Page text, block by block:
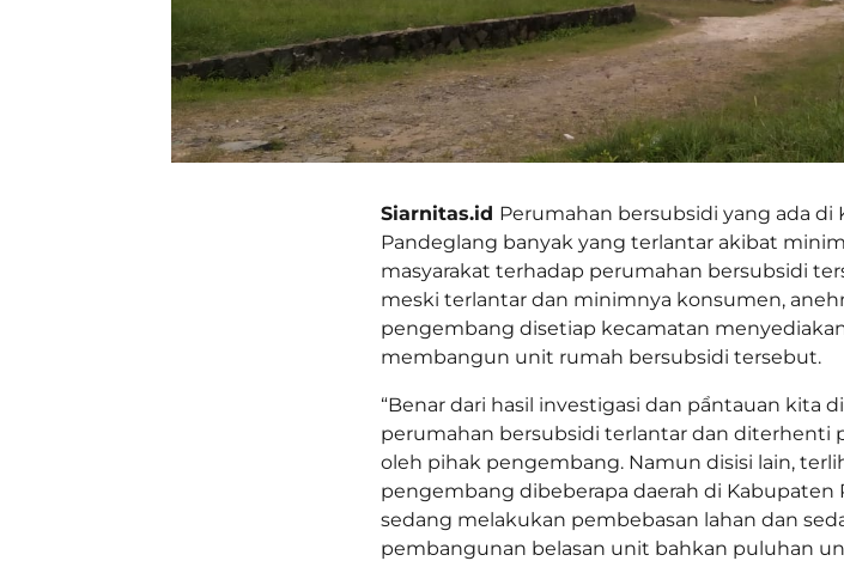
Siarnitas.id Perumahan bersubsidi yang ada di
Pandeglang banyak yang terlantar akibat
masyarakat terhadap perumahan bersubsidi
meski terlantar dan minimnya konsumen,
pengembang disetiap kecamatan
membangun unit rumah bersubsidi tersebut.
“Benar dari hasil investigasi dan pẩntauan kita
perumahan bersubsidi terlantar dan diterhenti
oleh pihak pengembang. Namun disisi lain,
pengembang dibeberapa daerah di Kabupaten
sedang melakukan pembebasan lahan dan
pembangunan belasan unit bahkan puluhan